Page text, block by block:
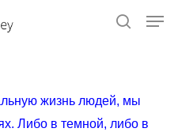
жизнь людей, мы
Либо в темной, либо в